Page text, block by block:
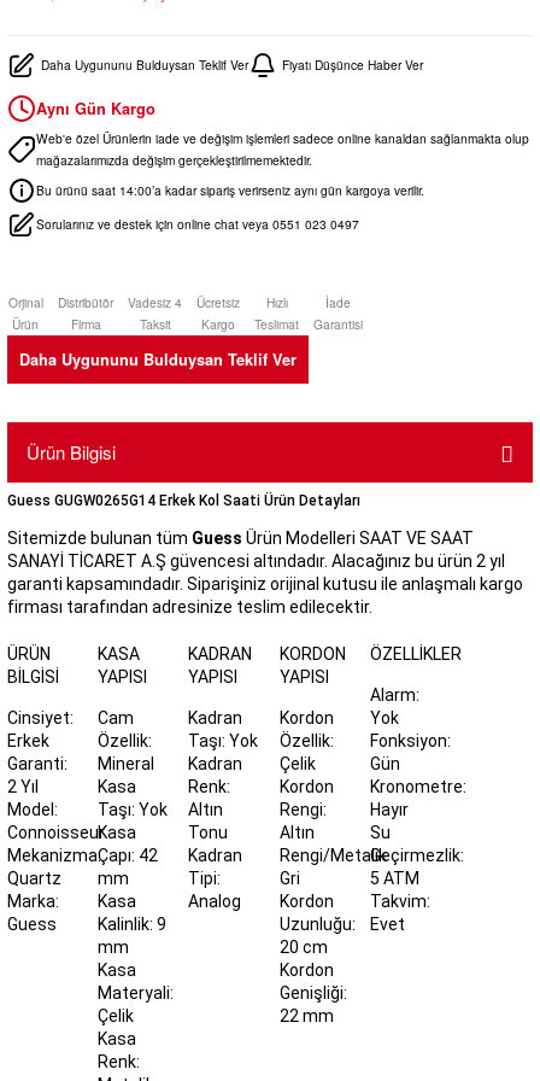
Daha Uygununu Bulduysan Teklif Ver Fiyatı Düşünce Haber Ver
Aynı Gün Kargo
Web'e özel Ürünlerin iade ve değişim işlemleri sadece online kanaldan sağlanmakta olup
mağazalarımızda değişim gerçekleştirilmemektedir.
Bu ürünü saat 14:00’a kadar sipariş verirseniz aynı gün kargoya verilir.
Sorularınız ve destek için online chat veya 0551 023 0497
Orjinal
Ürün
Distribütör
Firma
Vadesiz 4
Taksit
Ücretsiz
Kargo
Hızlı
Teslimat
İade
Garantisi
Daha Uygununu Bulduysan Teklif Ver
Ürün Bilgisi
Guess GUGW0265G14 Erkek Kol Saati Ürün Detayları
Sitemizde bulunan tüm Guess Ürün Modelleri SAAT VE SAAT
SANAYİ TİCARET A.Ş güvencesi altındadır. Alacağınız bu ürün 2 yıl
garanti kapsamındadır. Siparişiniz orijinal kutusu ile anlaşmalı kargo
firması tarafından adresinize teslim edilecektir.
ÜRÜN
BILGISI
Cinsiyet:
Erkek
Garanti:
2 Yıl
Model:
Connoisseur
Mekanizma:
Quartz
Marka:
Guess
KASA
YAPISI
Cam
Özellik:
Mineral
Kasa
Taşı: Yok
Kasa
Çapı: 42
mm
Kasa
Kalinlik: 9
mm
Kasa
Materyali:
Çelik
Kasa
Renk:
KADRAN
YAPISI
Kadran
Taşı: Yok
Kadran
Renk:
Altın
Tonu
Kadran
Tipi:
Analog
KORDON
YAPISI
Kordon
Özellik:
Çelik
Kordon
Rengi:
Altın
Rengi/Metalik
Gri
Kordon
Uzunluğu:
20 cm
Kordon
Genişliği:
22 mm
ÖZELLIKLER
Alarm:
Yok
Fonksiyon:
Gün
Kronometre:
Hayır
Su
Geçirmezlik:
5 ATM
Takvim:
Evet